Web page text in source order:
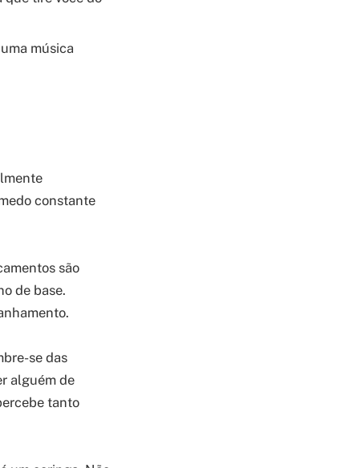
música
constante
são
de base.
se das
alguém de
tanto